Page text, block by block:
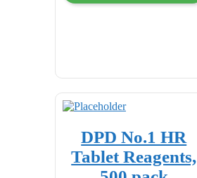
DPD No.1 HR
Tablet Reagents,